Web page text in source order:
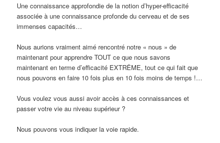
Une connaissance approfondie de la notion d’hyper-efficacité
associée à une connaissance profonde du cerveau et de ses
immenses capacités…
Nous aurions vraiment aimé rencontré notre « nous » de
maintenant pour apprendre TOUT ce que nous savons
maintenant en terme d’efficacité EXTRÊME, tout ce qui fait que
nous pouvons en faire 10 fois plus en 10 fois moins de temps !…
​​​​​​​Vous voulez vous aussi avoir accès à ces connaissances et
passer votre vie au niveau supérieur ?
Nous pouvons vous indiquer la voie rapide.